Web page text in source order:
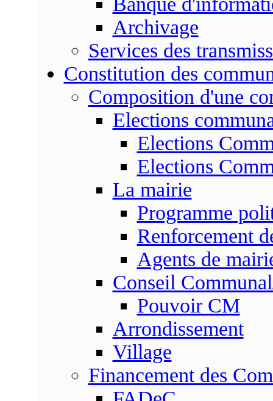
Archivage
Services des
Constitution des
Composition d'une
Elections
Elections
Elections
La mairie
Programme
Renforcement
Agents de
Conseil
Pouvoir CM
Arrondissement
Village
Financement des